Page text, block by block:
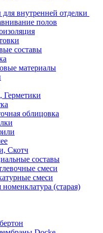
внутренней отделки
полов
составы
материалы
облицовка
Скотч
составы
смеси
смеси
(старая)